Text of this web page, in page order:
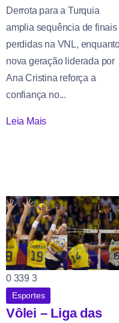
Derrota para a Turquia
amplia sequência de finais
perdidas na VNL,
nova geração liderada por
Ana Cristina reforça a
confiança no...
Leia Mais
0 339 3
Esportes
Vôlei – Liga das